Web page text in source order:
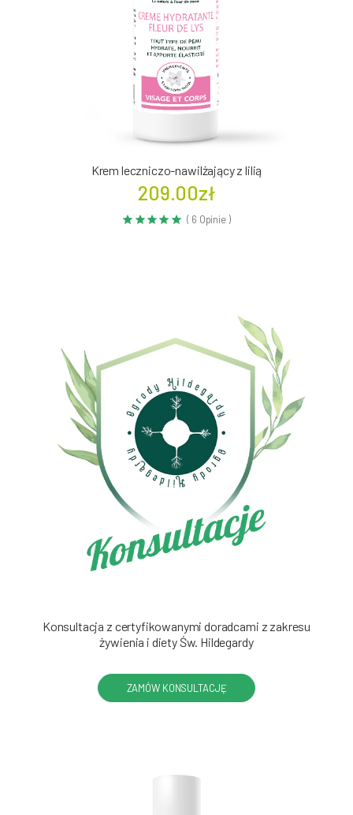
Krem leczniczo-nawilżający z lilią
209.00zł
( 6 Opinie )
Konsultacja z certyfikowanymi doradcami z zakresu
żywienia i diety Św. Hildegardy
ZAMÓW KONSULTACJĘ